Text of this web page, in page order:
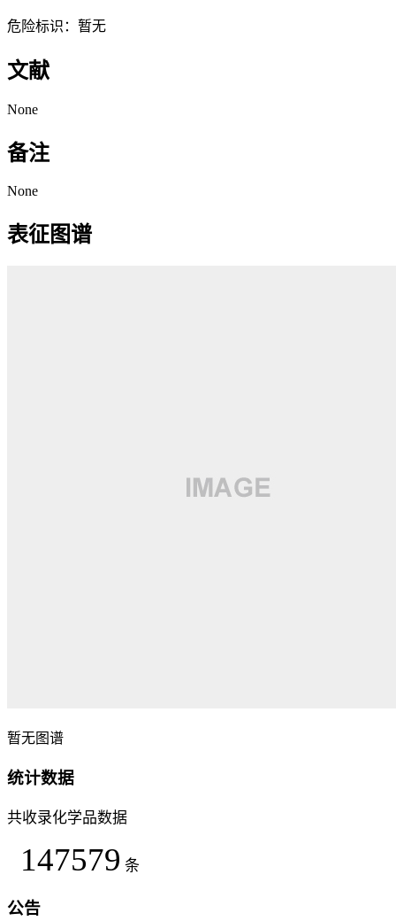
危险标识：暂无
文献
None
备注
None
表征图谱
暂无图谱
统计数据
共收录化学品数据
147579 条
公告